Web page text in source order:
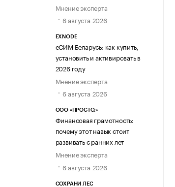
Мнение эксперта
6 августа 2026
EXNODE
еСИМ Беларусь: как купить,
установить и активировать в
2026 году
Мнение эксперта
6 августа 2026
ООО «ПРОСТО.»
Финансовая грамотность:
почему этот навык стоит
развивать с ранних лет
Мнение эксперта
6 августа 2026
СОХРАНИ ЛЕС